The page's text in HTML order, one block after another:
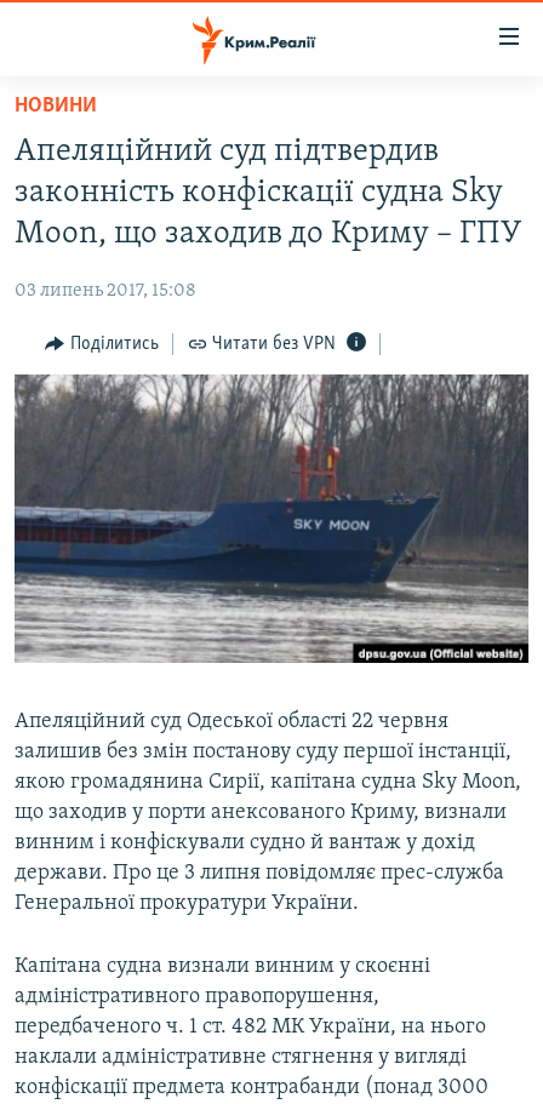
Перейти
основного
матеріалу
Перейти
до
основної
Перейти
до
пошуку
ВОДА.КРИМ
ВІДЕО ТА ФОТО
БЛОГИ
ПОГЛЯД
ІНТЕРВ'Ю
ВСЕ ЗА ДЕНЬ
ДЕПОРТАЦІЯ
ВІДЕОУРОКИ «ELIFBE»
СВІДЧЕННЯ ОКУПАЦІЇ
УКРАЇНСЬКА ПРОБЛЕМА КРИМУ
ЯК ОБІЙТИ БЛОКУВАННЯ
Русский
Qırımtatar
Усі сайти RFE/RL
НОВИНИ
Апеляційний суд підтвердив
законність конфіскації судна Sky
Moon, що заходив до Криму – ГПУ
03 липень 2017, 15:08
Поділитись Читати без VPN
Апеляційний суд Одеської області 22 червня
залишив без змін постанову суду першої інстанції,
якою громадянина Сирії, капітана судна Sky Moon,
що заходив у порти анексованого Криму, визнали
винним і конфіскували судно й вантаж у дохід
держави. Про це 3 липня повідомляє прес-служба
Генеральної прокуратури України.
Капітана судна визнали винним у скоєнні
адміністративного правопорушення,
передбаченого ч. 1 ст. 482 МК України, на нього
наклали адміністративне стягнення у вигляді
конфіскації предмета контрабанди (понад 3000